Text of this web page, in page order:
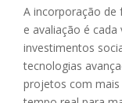
A incorporação
e avaliação é
investimentos
tecnologias
projetos com